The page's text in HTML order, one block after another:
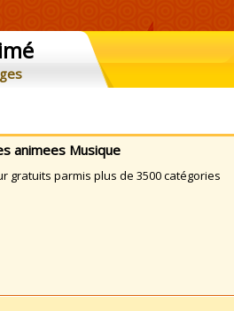
animees Musique
parmis plus de 3500 catégories